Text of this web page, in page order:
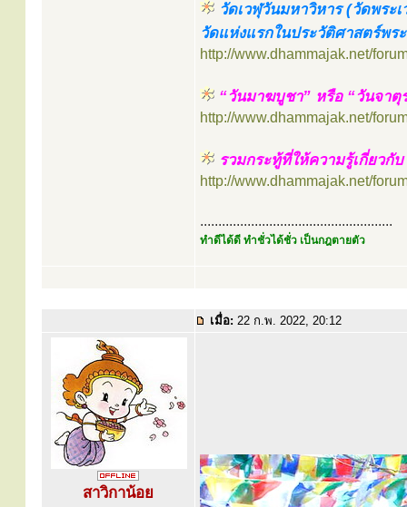
วัดเวฬุวันมหาวิหาร (วัดพระ
วัดแห่งแรกในประวัติศาสตร์พร
http://www.dhammajak.net/
“วันมาฆบูชา” หรือ “วันจาตุ
http://www.dhammajak.net/
รวมกระทู้ที่ให้ความรู้เกี่ยวกั
http://www.dhammajak.net/
.....................................................
ทำดีได้ดี ทำชั่วได้ชั่ว เป็นกฎตายตัว
เมื่อ: 22 ก.พ. 2022, 20:12
สาวิกาน้อย